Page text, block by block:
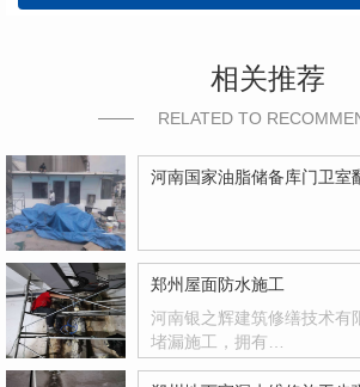
相关推荐
RELATED TO
河南国家油脂储备库门卫室
郑州屋面防水施工
河南银之辉建筑修缮技术有
堵漏施工，拥有…